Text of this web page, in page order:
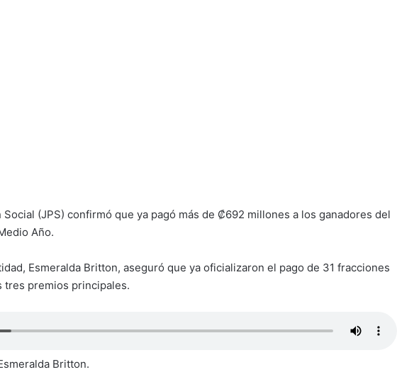
(JPS) confirmó que ya pagó más de ₡692 millones a los ganadores del
Año.
Esmeralda Britton, aseguró que ya oficializaron el pago de 31 fracciones
tres premios principales.
Britton.